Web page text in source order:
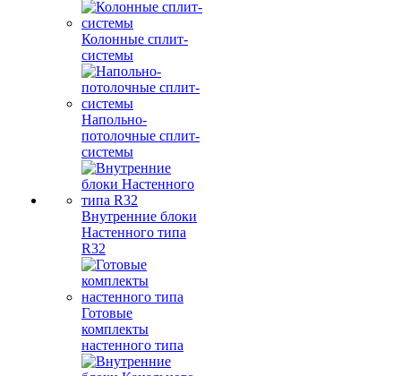
Колонные сплит-
системы
Напольно-
потолочные сплит-
системы
Внутренние блоки
Настенного типа
R32
Готовые
комплекты
настенного типа